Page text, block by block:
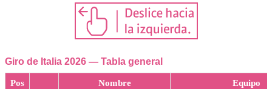
Giro de Italia 2026 — Tabla general
Pos Nombre Equipo